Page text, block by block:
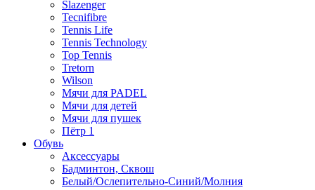
Slazenger
Tecnifibre
Tennis Life
Tennis Technology
Top Tennis
Tretorn
Wilson
Мячи для PADEL
Мячи для детей
Мячи для пушек
Пётр 1
Обувь
Аксессуары
Бадминтон, Сквош
Белый/Ослепительно-Синий/Молния